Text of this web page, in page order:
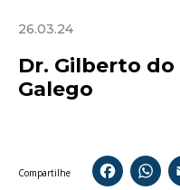
26.03.24
Dr. Gilberto
Galego
Compartilhe